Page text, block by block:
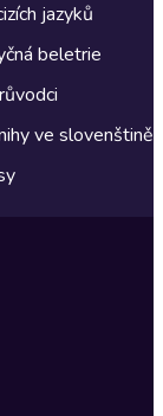
jazyků
beletrie
ve slovenštině